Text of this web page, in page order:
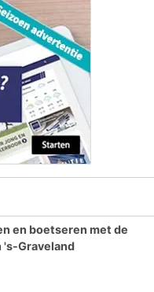
en boetseren met de
's-Graveland